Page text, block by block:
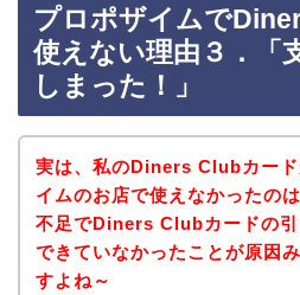
プロポザイムで
使えない理由３．「
しまった！」
実は、私のDiners Clubカー
イムのお店で使えなかったの
不足でDiners Clubカードの
できていなかったことが原因
すよね～